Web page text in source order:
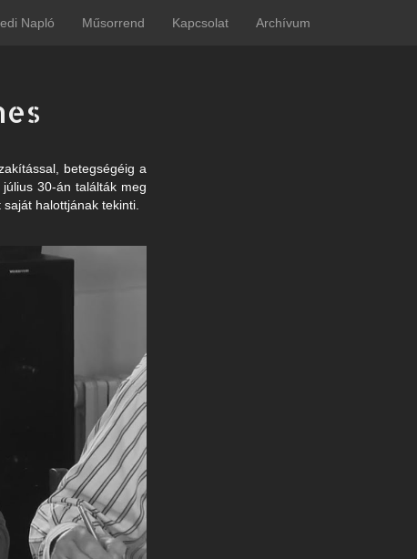
Napló Műsorrend Kapcsolat Archívum
betegségéig a
30-án találták meg
halottjának tekinti.